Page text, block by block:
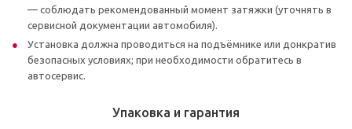
— соблюдать рекомендованный момент затяжки (уточнять в
сервисной документации автомобиля).
Установка должна проводиться на подъёмнике или донкратив
безопасных условиях; при необходимости обратитесь в
автосервис.
Упаковка и гарантия